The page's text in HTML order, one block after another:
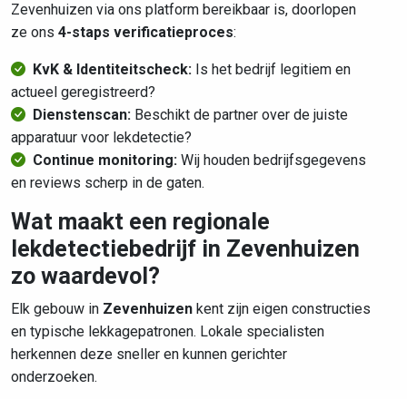
Zevenhuizen via ons platform bereikbaar is, doorlopen
ze ons 4-staps verificatieproces:
KvK & Identiteitscheck: Is het bedrijf legitiem en
actueel geregistreerd?
Dienstenscan: Beschikt de partner over de juiste
apparatuur voor lekdetectie?
Continue monitoring: Wij houden bedrijfsgegevens
en reviews scherp in de gaten.
Wat maakt een regionale
lekdetectiebedrijf in Zevenhuizen
zo waardevol?
Elk gebouw in Zevenhuizen kent zijn eigen constructies
en typische lekkagepatronen. Lokale specialisten
herkennen deze sneller en kunnen gerichter
onderzoeken.